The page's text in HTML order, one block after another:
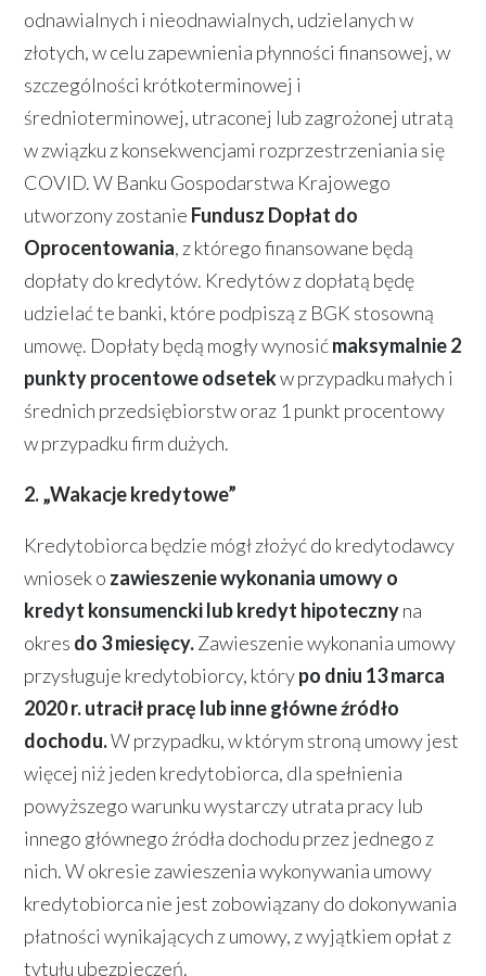
odnawialnych i nieodnawialnych, udzielanych w
złotych, w celu zapewnienia płynności finansowej, w
szczególności krótkoterminowej i
średnioterminowej, utraconej lub zagrożonej utratą
w związku z konsekwencjami rozprzestrzeniania się
COVID. W Banku Gospodarstwa Krajowego
utworzony zostanie Fundusz Dopłat do
Oprocentowania, z którego finansowane będą
dopłaty do kredytów. Kredytów z dopłatą będę
udzielać te banki, które podpiszą z BGK stosowną
umowę. Dopłaty będą mogły wynosićmaksymalnie 2
punkty procentowe odsetekw przypadku małych i
średnich przedsiębiorstw oraz 1 punkt procentowy
w przypadku firm dużych.
2. „Wakacje kredytowe”
Kredytobiorca będzie mógł złożyć do kredytodawcy
wniosek o zawieszenie wykonania umowy o
kredyt konsumencki lub kredyt hipotecznyna
okres do 3 miesięcy.Zawieszenie wykonania umowy
przysługuje kredytobiorcy, którypo dniu 13 marca
2020 r. utracił pracę lub inne główne źródło
dochodu.W przypadku, w którym stroną umowy jest
więcej niż jeden kredytobiorca, dla spełnienia
powyższego warunku wystarczy utrata pracy lub
innego głównego źródła dochodu przez jednego z
nich. W okresie zawieszenia wykonywania umowy
kredytobiorca nie jest zobowiązany do dokonywania
płatności wynikających z umowy, z wyjątkiem opłat z
tytułu ubezpieczeń.